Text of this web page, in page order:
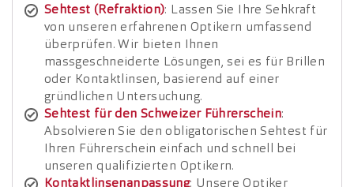
Sehtest (Refraktion): Lassen Sie Ihre Sehkraft
von unseren erfahrenen Optikern umfassend
überprüfen. Wir bieten Ihnen
massgeschneiderte Lösungen, sei es für Brillen
oder Kontaktlinsen, basierend auf einer
gründlichen Untersuchung.
Sehtest für den Schweizer Führerschein:
Absolvieren Sie den obligatorischen Sehtest für
Ihren Führerschein einfach und schnell bei
unseren qualifizierten Optikern.
Kontaktlinsenanpassung: Unsere Optiker